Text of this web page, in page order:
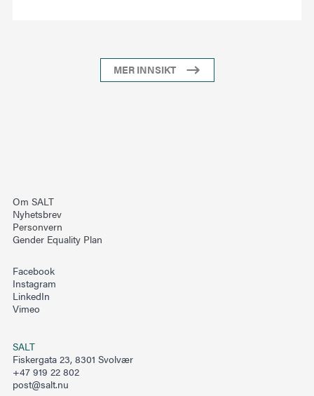
MER INNSIKT
Om SALT
Nyhetsbrev
Personvern
Gender Equality Plan
Facebook
Instagram
LinkedIn
Vimeo
SALT
Fiskergata 23, 8301 Svolvær
+47 919 22 802
post@salt.nu